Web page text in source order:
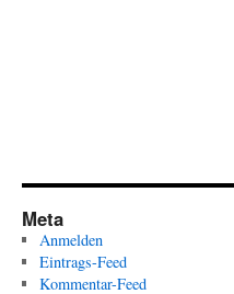
Meta
Anmelden
Eintrags-Feed
Kommentar-Feed